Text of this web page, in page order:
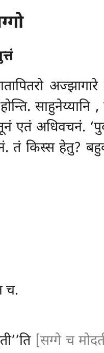
अज्झागारे
साहुनेय्यानि ,
एतं अधिवचनं.
किस्स हेतु?
च.
[सग्गे च